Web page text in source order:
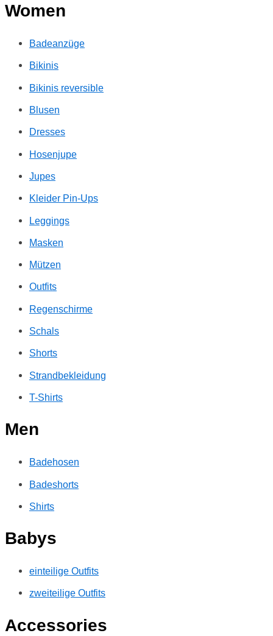
Women
Badeanzüge
Bikinis
Bikinis reversible
Blusen
Dresses
Hosenjupe
Jupes
Kleider Pin-Ups
Leggings
Masken
Mützen
Outfits
Regenschirme
Schals
Shorts
Strandbekleidung
T-Shirts
Men
Badehosen
Badeshorts
Shirts
Babys
einteilige Outfits
zweiteilige Outfits
Accessories